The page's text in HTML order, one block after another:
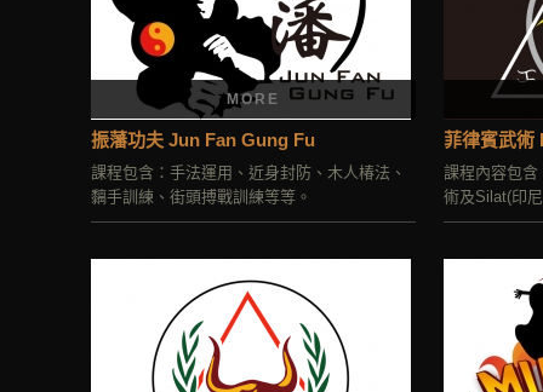
MORE
振藩功夫 Jun Fan Gung Fu
課程包含：手法運用、近身封防、木人椿法、
黐手訓練、街頭搏戰訓練等等。
菲律賓武
課程內容包含
術及Silat(印